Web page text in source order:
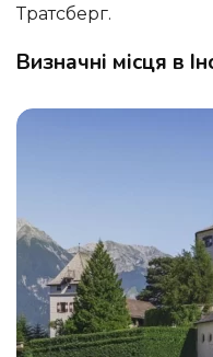
Тратсберг.
Визначні місця в